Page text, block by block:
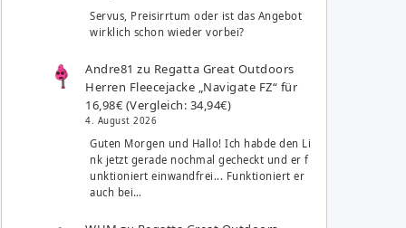
Servus, Preisirrtum oder ist das Angebot
wirklich schon wieder vorbei?
Andre81 zu Regatta Great Outdoors
Herren Fleecejacke „Navigate FZ“ für
16,98€ (Vergleich: 34,94€)
4. August 2026
Guten Morgen und Hallo! Ich habde den Li
nk jetzt gerade nochmal gecheckt und er f
unktioniert einwandfrei... Funktioniert er
auch bei…